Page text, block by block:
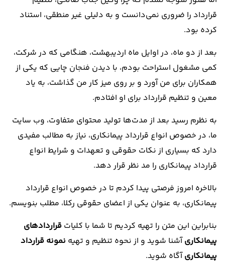
قرارداد را ضروری نمی‌دانست و به دلیلی غیر منطقی، استناد
کرده بود.
بعد از دو ماه، در اوایل ماه اردیبهشت، هنگامی که در شرکت،
کمی مشغول استراحت بودم، با دیدن فنجان چایی که یکی از
همکاران برای من آورد و بر روی میز کار من گذاشت، به یاد
معین و تنظیم قرارداد برای او افتادم.
به نظرم رسید بعد از مدت‌ها تولید محتوای متفاوت، وب سایت
ما، در خصوص انواع قرارداد پیمانکاری، نیاز به مطالب مفیدی
دارد که بسیاری از نکات حقوقی و تعهدات و شرایط انواع
قرارداد پیمانکاری را مد نظر قرار دهد.
بالاخره امروز فرصتی پیدا کردم تا در خصوص انواع قرارداد
پیمانکاری، به عنوان یکی از اعضای حقوقی رکلا، مطلب بنویسم.
بنابراین این متن را تهیه کردیم تا شما با کلیات قراردادهای
پیمانکاریآشنا شوید و از نحوه تنظیم و تهیه نمونه قرارداد
پیمانکاریآگاه شوید.